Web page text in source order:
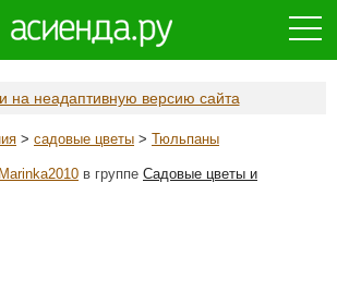
на неадаптивную версию сайта
> садовые цветы > Тюльпаны
в группе Садовые цветы и